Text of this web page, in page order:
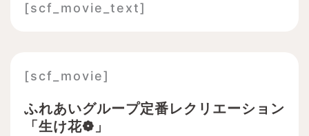
[scf_movie_text]
[scf_movie]
ふれあいグループ定番レクリエーション
「生け花❁」